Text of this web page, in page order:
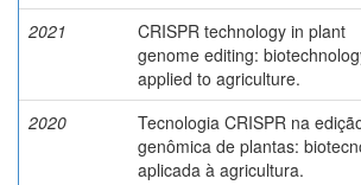
2021
CRISPR technology in plant
genome editing:
applied to agriculture.
2020
Tecnologia CRISPR na
genômica de plantas:
aplicada à agricultura.